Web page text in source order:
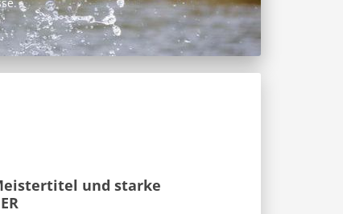
und starke